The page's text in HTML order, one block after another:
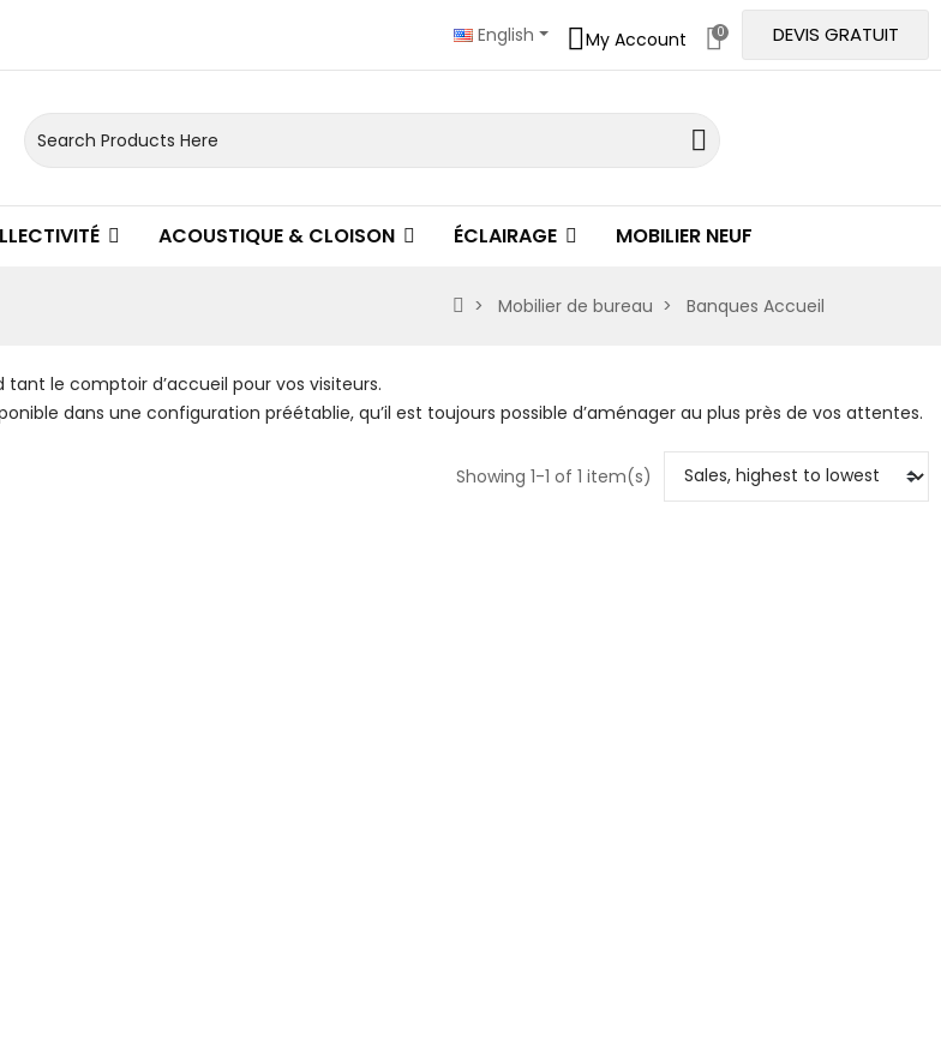
English My Account 0 DEVIS GRATUIT
ACOUSTIQUE & CLOISON ÉCLAIRAGE MOBILIER NEUF
Mobilier de bureau Banques Accueil
le comptoir d’accueil pour vos visiteurs.
dans une configuration préétablie, qu’il est toujours possible d’aménager au plus près de vos attentes.
Showing 1-1 of 1 item(s)